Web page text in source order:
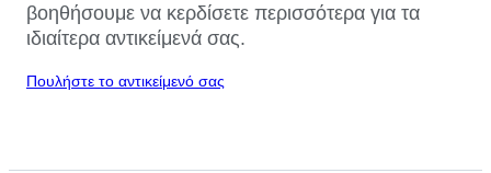
βοηθήσουμε να κερδίσετε περισσότερα για τα
ιδιαίτερα αντικείμενά σας.
Πουλήστε το αντικείμενό σας